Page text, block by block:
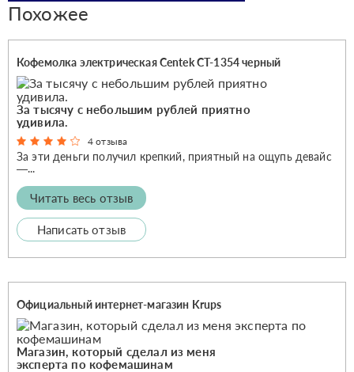
Похожее
Кофемолка электрическая Centek CT-1354 черный
За тысячу с небольшим рублей приятно
удивила.
4 отзыва
За эти деньги получил крепкий, приятный на ощупь девайс
—...
Читать весь отзыв
Написать отзыв
Официальный интернет-магазин Krups
Магазин, который сделал из меня
эксперта по кофемашинам